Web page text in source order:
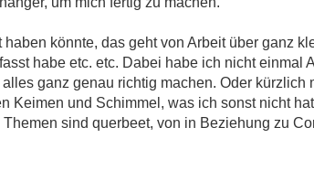
könnte, das geht von Arbeit über ganz
habe etc. etc. Dabei habe ich nicht einmal
ganz genau richtig machen. Oder kürzlich
Keimen und Schimmel, was ich sonst nicht
sind querbeet, von in Beziehung zu